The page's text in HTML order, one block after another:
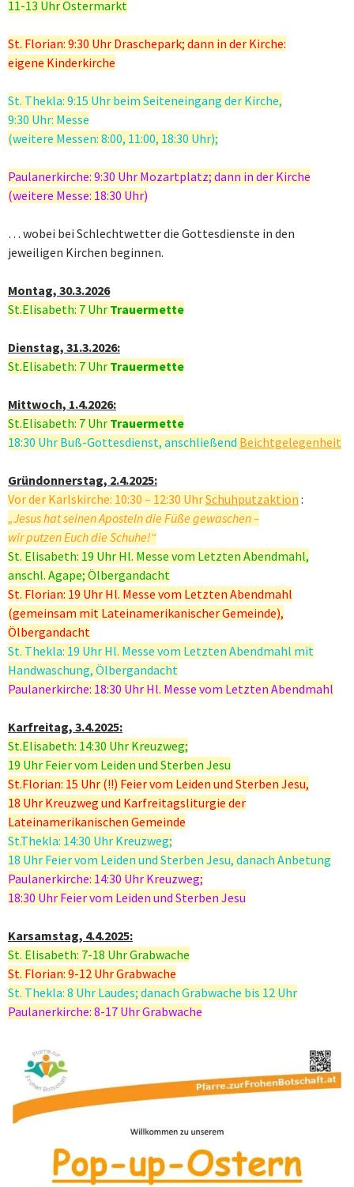
11-13 Uhr Ostermarkt
St. Florian: 9:30 Uhr Draschepark; dann in der Kirche:
eigene Kinderkirche
St. Thekla: 9:15 Uhr beim Seiteneingang der Kirche,
9:30 Uhr: Messe
(weitere Messen: 8:00, 11:00, 18:30 Uhr);
Paulanerkirche: 9:30 Uhr Mozartplatz; dann in der Kirche
(weitere Messe: 18:30 Uhr)
… wobei bei Schlechtwetter die Gottesdienste in den
jeweiligen Kirchen beginnen.
Montag, 30.3.2026
St.Elisabeth: 7 Uhr Trauermette
Dienstag, 31.3.2026:
St.Elisabeth: 7 Uhr Trauermette
Mittwoch, 1.4.2026:
St.Elisabeth: 7 Uhr Trauermette
18:30 Uhr Buß-Gottesdienst, anschließend Beichtgelegenheit
Gründonnerstag, 2.4.2025:
Vor der Karlskirche: 10:30 – 12:30 UhrSchuhputzaktion :
„Jesus hat seinen Aposteln die Füße gewaschen –
wir putzen Euch die Schuhe!“
St. Elisabeth: 19 Uhr Hl. Messe vom Letzten Abendmahl,
anschl. Agape; Ölbergandacht
St. Florian: 19 Uhr Hl. Messe vom Letzten Abendmahl
(gemeinsam mit Lateinamerikanischer Gemeinde),
Ölbergandacht
St. Thekla: 19 Uhr Hl. Messe vom Letzten Abendmahl mit
Handwaschung, Ölbergandacht
Paulanerkirche: 18:30 Uhr Hl. Messe vom Letzten Abendmahl
Karfreitag, 3.4.2025:
St.Elisabeth: 14:30 Uhr Kreuzweg;
19 Uhr Feier vom Leiden und Sterben Jesu
St.Florian: 15 Uhr (!!) Feier vom Leiden und Sterben Jesu,
18 Uhr Kreuzweg und Karfreitagsliturgie der
Lateinamerikanischen Gemeinde
St.Thekla: 14:30 Uhr Kreuzweg;
18 Uhr Feier vom Leiden und Sterben Jesu, danach Anbetung
Paulanerkirche: 14:30 Uhr Kreuzweg;
18:30 Uhr Feier vom Leiden und Sterben Jesu
Karsamstag, 4.4.2025:
St. Elisabeth: 7-18 Uhr Grabwache
St. Florian: 9-12 Uhr Grabwache
St. Thekla: 8 Uhr Laudes; danach Grabwache bis 12 Uhr
Paulanerkirche: 8-17 Uhr Grabwache